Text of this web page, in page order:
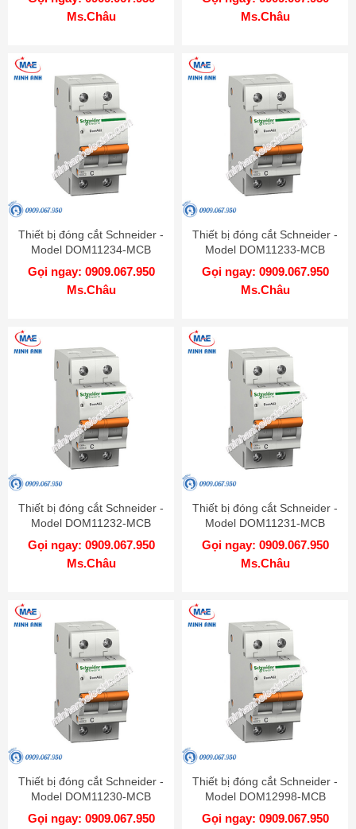
Ms.Châu
Ms.Châu
Thiết bị đóng cắt Schneider -
Model DOM11234-MCB
Gọi ngay: 0909.067.950
Ms.Châu
Thiết bị đóng cắt Schneider -
Model DOM11233-MCB
Gọi ngay: 0909.067.950
Ms.Châu
Thiết bị đóng cắt Schneider -
Model DOM11232-MCB
Gọi ngay: 0909.067.950
Ms.Châu
Thiết bị đóng cắt Schneider -
Model DOM11231-MCB
Gọi ngay: 0909.067.950
Ms.Châu
Thiết bị đóng cắt Schneider -
Model DOM11230-MCB
Gọi ngay: 0909.067.950
Thiết bị đóng cắt Schneider -
Model DOM12998-MCB
Gọi ngay: 0909.067.950